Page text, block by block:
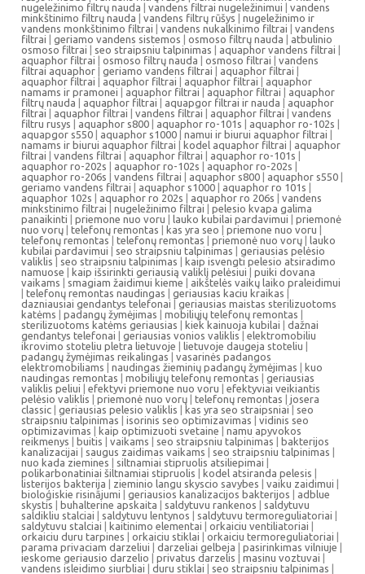
nugeležinimo filtrų nauda | vandens filtrai nugeležinimui | vandens
minkštinimo filtrų nauda | vandens filtrų rūšys | nugeležinimo ir
vandens monkštinimo filtrai | vandens nukalkinimo filtrai | vandens
filtrai | geriamo vandens sistemos | osmoso filtrų nauda | atbulinio
osmoso filtrai | seo straipsniu talpinimas | aquaphor vandens filtrai |
aquaphor filtrai | osmoso filtrų nauda | osmoso filtrai | vandens
filtrai aquaphor | geriamo vandens filtrai | aquaphor filtrai |
aquaphor filtrai | aquaphor filtrai | aquaphor filtrai | aquaphor
namams ir pramonei | aquaphor filtrai | aquaphor filtrai | aquaphor
filtrų nauda | aquaphor filtrai | aquapgor filtrai ir nauda | aquaphor
filtrai | aquaphor filtrai | vandens filtrai | aquaphor filtrai | vandens
filtru rusys | aquaphor s800 | aquaphor ro-101s | aquaphor ro-102s |
aquapgor s550 | aquaphor s1000 | namui ir biurui aquaphor filtrai |
namams ir biurui aquaphor filtrai | kodel aquaphor filtrai | aquaphor
filtrai | vandens filtrai | aquaphor filtrai | aquaphor ro-101s |
aquaphor ro-202s | aquaphor ro-102s | aquaphor ro-202s |
aquaphor ro-206s | vandens filtrai | aquaphor s800 | aquaphor s550 |
geriamo vandens filtrai | aquaphor s1000 | aquaphor ro 101s |
aquaphor 102s | aquaphor ro 202s | aquaphor ro 206s | vandens
minkstinimo filtrai | nugeležinimo filtrai | pelesio kvapa galima
panaikinti | priemone nuo voru | lauko kubilai pardavimui | priemonė
nuo vorų | telefonų remontas | kas yra seo | priemone nuo voru |
telefonų remontas| telefonų remontas | priemonė nuo vorų | lauko
kubilai pardavimui | seo straipsniu talpinimas | geriausias pelėsio
valiklis | seo straipsniu talpinimas | kaip isvengti pelesio atsiradimo
namuose | kaip išsirinkti geriausią valiklį pelėsiui | puiki dovana
vaikams | smagiam žaidimui kieme | aikštelės vaikų laiko praleidimui
| telefonų remontas naudingas | geriausias kaciu kraikas |
dazniausiai gendantys telefonai | geriausias maistas sterilizuotoms
katėms | padangų žymėjimas | mobiliųjų telefonų remontas |
sterilizuotoms katėms geriausias | kiek kainuoja kubilai | dažnai
gendantys telefonai | geriausias vonios valiklis | elektromobiliu
ikrovimo stoteliu pletra lietuvoje | lietuvoje daugeja stoteliu |
padangų žymėjimas reikalingas | vasarinės padangos
elektromobiliams | naudingas žieminių padangų žymėjimas | kuo
naudingas remontas | mobiliųjų telefonų remontas | geriausias
valiklis peliui | efektyvi priemone nuo voru | efektyviai veikiantis
pelėsio valiklis | priemonė nuo vorų | telefonų remontas | josera
classic | geriausias pelesio valiklis | kas yra seo straipsniai | seo
straipsniu talpinimas | isorinis seo optimizavimas | vidinis seo
optimizavimas | kaip optimizuoti svetaine | namu apyvokos
reikmenys | buitis | vaikams | seo straipsniu talpinimas | bakterijos
kanalizacijai | saugus zaidimas vaikams | seo straipsniu talpinimas |
nuo kada ziemines | siltnamiai stipruolis atsiliepimai |
polikarbonatiniai šiltnamiai stipruolis | kodel atsiranda pelesis |
listerijos bakterija | zieminio langu skyscio savybes | vaiku zaidimui |
bioloģiskie risinājumi | geriausios kanalizacijos bakterijos | adblue
skystis | buhalterine apskaita | saldytuvu rankenos | saldytuvu
saldikliu stalciai | saldytuvu lentynos | saldytuvu termoreguliatoriai |
saldytuvu stalciai | kaitinimo elementai | orkaiciu ventiliatoriai |
orkaiciu duru tarpines | orkaiciu stiklai | orkaiciu termoreguliatoriai |
parama privaciam darzeliui | darzeliai gelbeja | pasirinkimas vilniuje |
ieskome geriausio darzelio | privatus darzelis | masinu voztuvai |
vandens isleidimo siurbliai | duru stiklai | seo straipsniu talpinimas |